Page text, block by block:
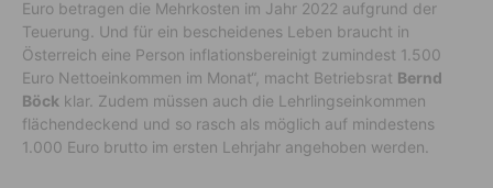
Euro betragen die Mehrkosten im Jahr 2022 aufgrund der
Teuerung. Und für ein bescheidenes Leben braucht in
Österreich eine Person inflationsbereinigt zumindest 1.500
Euro Nettoeinkommen im Monat“, macht Betriebsrat Bernd
Böck klar. Zudem müssen auch die Lehrlingseinkommen
flächendeckend und so rasch als möglich auf mindestens
1.000 Euro brutto im ersten Lehrjahr angehoben werden.